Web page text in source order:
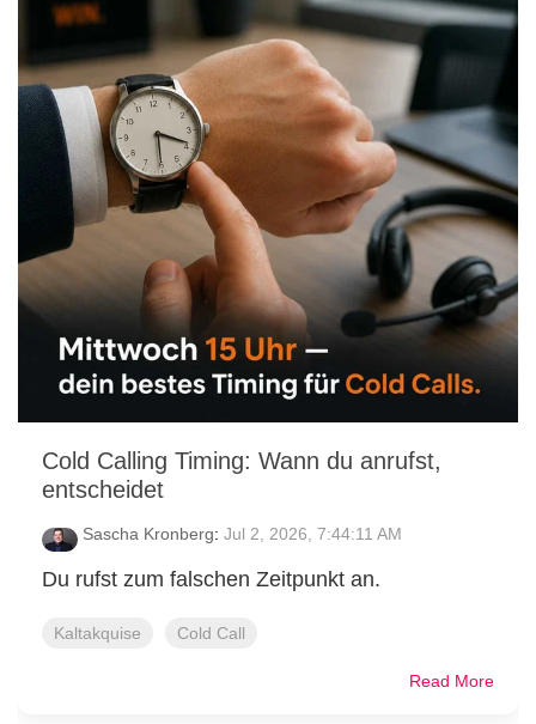
Cold Calling Timing: Wann du anrufst,
entscheidet
Sascha Kronberg: Jul 2, 2026, 7:44:11 AM
Du rufst zum falschen Zeitpunkt an.
Kaltakquise Cold Call
Read More